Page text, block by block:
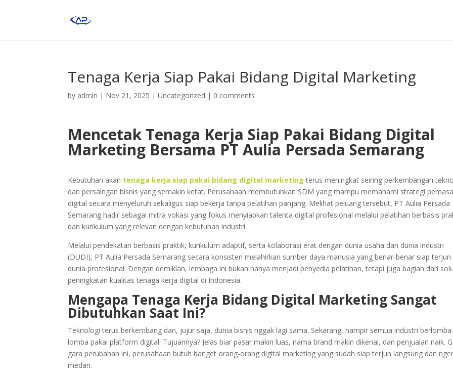
Tenaga Kerja Siap Pakai Bidang Digital Marketing
by admin | Nov 21, 2025 |Uncategorized | 0 comments
Mencetak Tenaga Kerja Siap Pakai Bidang Digital
Marketing Bersama PT Aulia Persada Semarang
Kebutuhan akan tenaga kerja siap pakai bidang digital marketing terus meningkat seiring perkembangan
dan persaingan bisnis yang semakin ketat. Perusahaan membutuhkan SDM yang mampu memahami strategi
digital secara menyeluruh sekaligus siap bekerja tanpa pelatihan panjang. Melihat peluang tersebut, PT Aulia Persada
Semarang hadir sebagai mitra vokasi yang fokus menyiapkan talenta digital profesional melalui pelatihan berbasis
dan kurikulum yang relevan dengan kebutuhan industri.
Melalui pendekatan berbasis praktik, kurikulum adaptif, serta kolaborasi erat dengan dunia usaha dan dunia industri
(DUDI), PT Aulia Persada Semarang secara konsisten melahirkan sumber daya manusia yang benar-benar siap terjun
dunia profesional. Dengan demikian, lembaga ini bukan hanya menjadi penyedia pelatihan, tetapi juga bagian dari
peningkatan kualitas tenaga kerja digital di Indonesia.
Mengapa Tenaga Kerja Bidang Digital Marketing Sangat
Dibutuhkan Saat Ini?
Teknologi terus berkembang dan, jujur saja, dunia bisnis nggak lagi sama. Sekarang, hampir semua industri berlomba-
lomba pakai platform digital. Tujuannya? Jelas biar pasar makin luas, nama brand makin dikenal, dan penjualan naik.
gara perubahan ini, perusahaan butuh banget orang-orang digital marketing yang sudah siap terjun langsung dan
medan.